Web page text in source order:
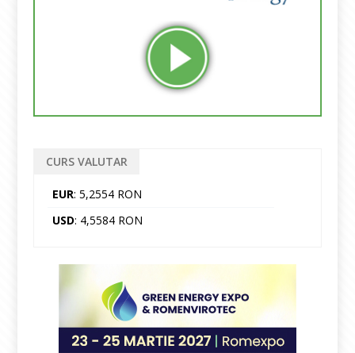
CURS VALUTAR
EUR: 5,2554 RON
USD: 4,5584 RON